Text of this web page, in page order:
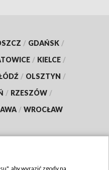
/ GDAŃSK /
/ KIELCE /
/ OLSZTYN /
/ RZESZÓW /
/ WROCŁAW
aby wyrazić zgody na